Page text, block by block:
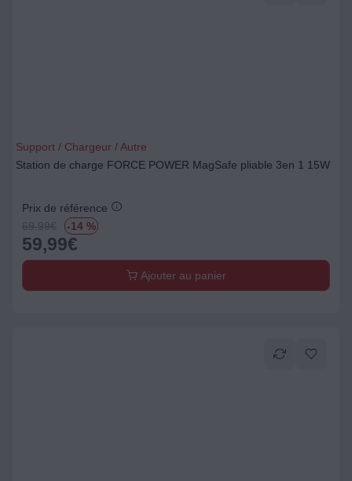
Support / Chargeur / Autre
Station de charge FORCE POWER MagSafe pliable 3en 1 15W
Prix de référence
69.99€ -14 %
59,99€
Ajouter au panier